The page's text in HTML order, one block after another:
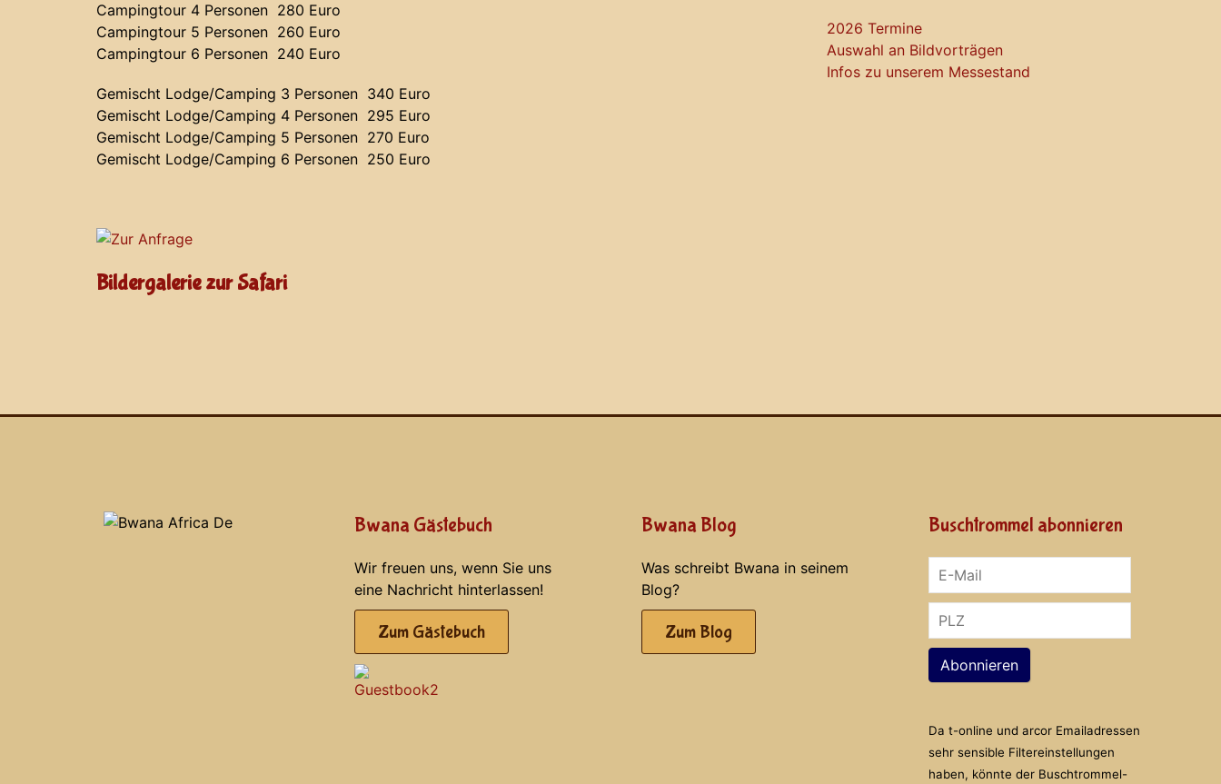
Campingtour 4 Personen 280 Euro
Campingtour 5 Personen 260 Euro
Campingtour 6 Personen 240 Euro
Gemischt Lodge/Camping 3 Personen 340 Euro
Gemischt Lodge/Camping 4 Personen 295 Euro
Gemischt Lodge/Camping 5 Personen 270 Euro
Gemischt Lodge/Camping 6 Personen 250 Euro
Bildergalerie zur Safari
2026 Termine
Auswahl an Bildvorträgen
Infos zu unserem Messestand
Bwana Gästebuch
Wir freuen uns, wenn Sie uns
eine Nachricht hinterlassen!
Zum Gästebuch
Bwana Blog
Was schreibt Bwana in seinem
Blog?
Zum Blog
Buschtrommel abonnieren
Abonnieren
Da t-online und arcor Emailadressen
sehr sensible Filtereinstellungen
haben, könnte der Buschtrommel-